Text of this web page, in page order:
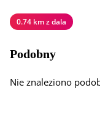
0.74 km z dala
Podobny
Nie znaleziono